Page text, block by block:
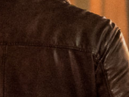
05:15